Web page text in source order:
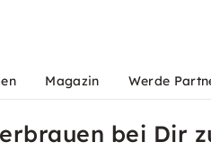
Magazin Werde
bei Dir